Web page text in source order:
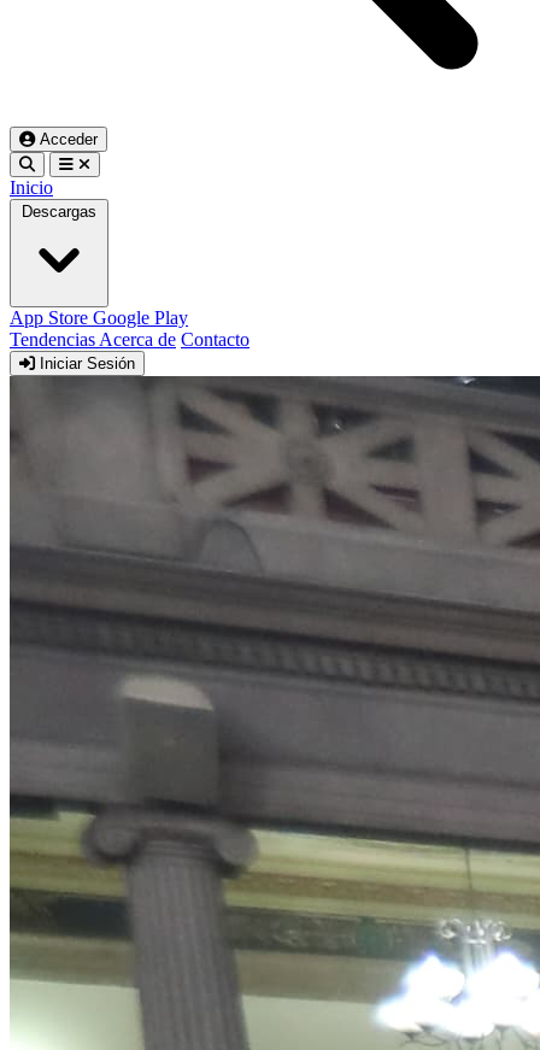
Acceder
Inicio
Descargas
App Store Google Play
Tendencias Acerca de Contacto
Iniciar Sesión